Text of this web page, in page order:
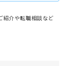
紹介や転職相談など